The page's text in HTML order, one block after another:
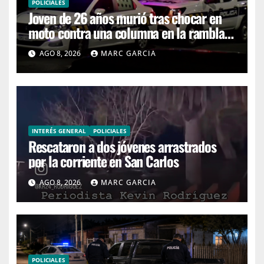
POLICIALES
Joven de 26 años murió tras chocar en
moto contra una columna en la rambla
Mansa
AGO 8, 2026 MARC GARCIA
INTERÉS GENERAL POLICIALES
Rescataron a dos jóvenes arrastrados
por la corriente en San Carlos
AGO 8, 2026 MARC GARCIA
POLICIALES